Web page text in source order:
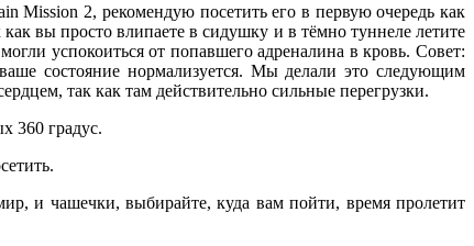
Mission 2, рекомендую посетить его в первую очередь как
вы просто влипаете в сидушку и в тёмно туннеле летите
успокоиться от попавшего адреналина в кровь. Совет:
состояние нормализуется. Мы делали это следующим
так как там действительно сильные перегрузки.
360 градус.
и чашечки, выбирайте, куда вам пойти, время пролетит